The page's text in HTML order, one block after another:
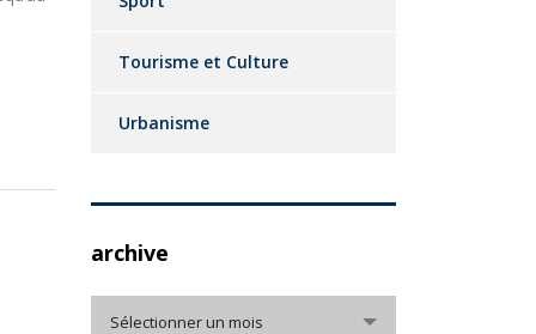
Tourisme et Culture
Urbanisme
archive
Sélectionner un mois